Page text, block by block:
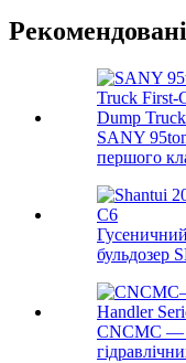
SANY
першого
бульдозер
CNCMC —